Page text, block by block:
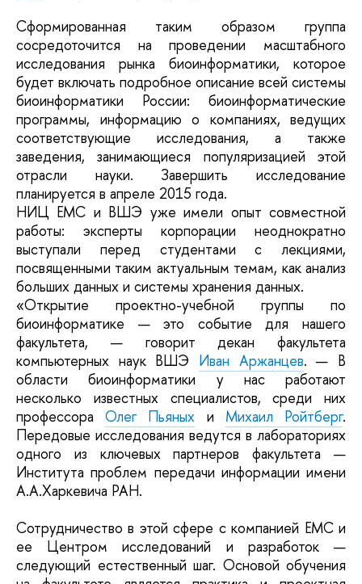
Сформированная таким образом группа
сосредоточится на проведении масштабного
исследования рынка биоинформатики, которое
будет включать подробное описание всей системы
биоинформатики России: биоинформатические
программы, информацию о компаниях, ведущих
соответствующие исследования, а также
заведения, занимающиеся популяризацией этой
отрасли науки. Завершить исследование
планируется в апреле 2015 года.
НИЦ ЕМС и ВШЭ уже имели опыт совместной
работы: эксперты корпорации неоднократно
выступали перед студентами с лекциями,
посвященными таким актуальным темам, как анализ
больших данных и системы хранения данных.
«Открытие проектно-учебной группы по
биоинформатике — это событие для нашего
факультета, — говорит декан факультета
компьютерных наук ВШЭ Иван Аржанцев. — В
области биоинформатики у нас работают
несколько известных специалистов, среди них
профессораОлег Пьяных и Михаил Ройтберг.
Передовые исследования ведутся в лабораториях
одного из ключевых партнеров факультета —
Института проблем передачи информации имени
А.А.Харкевича РАН.
Сотрудничество в этой сфере с компанией EMC и
ее Центром исследований и разработок —
следующий естественный шаг. Основой обучения